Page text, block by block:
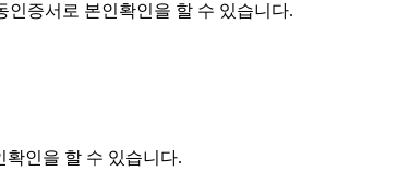
인증서로 본인확인을 할 수 있습니다.
확인을 할 수 있습니다.